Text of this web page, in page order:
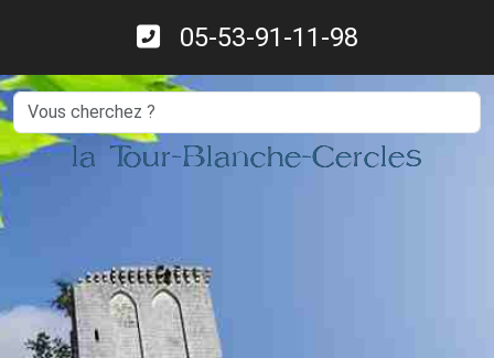
05-53-91-11-98
Search
la Tour-Blanche-Cercles